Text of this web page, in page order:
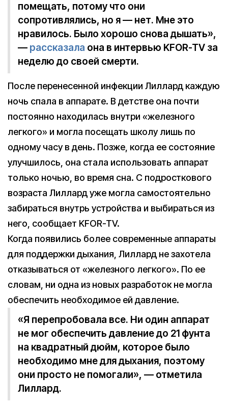
помещать, потому что они
сопротивлялись, но я — нет. Мне это
нравилось. Было хорошо снова дышать»,
— рассказала она в интервью KFOR-TV за
неделю до своей смерти.
После перенесенной инфекции Лиллард каждую
ночь спала в аппарате. В детстве она почти
постоянно находилась внутри «железного
легкого» и могла посещать школу лишь по
одному часу в день. Позже, когда ее состояние
улучшилось, она стала использовать аппарат
только ночью, во время сна. С подросткового
возраста Лиллард уже могла самостоятельно
забираться внутрь устройства и выбираться из
него, сообщает KFOR-TV.
Когда появились более современные аппараты
для поддержки дыхания, Лиллард не захотела
отказываться от «железного легкого». По ее
словам, ни одна из новых разработок не могла
обеспечить необходимое ей давление.
«Я перепробовала все. Ни один аппарат
не мог обеспечить давление до 21 фунта
на квадратный дюйм, которое было
необходимо мне для дыхания, поэтому
они просто не помогали», — отметила
Лиллард.